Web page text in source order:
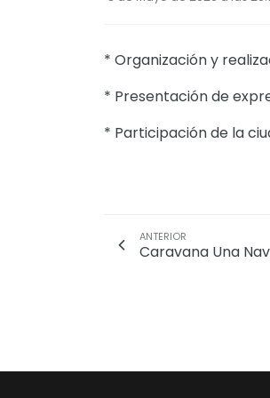
* Organización y
* Presentación de
* Participación de la
ANTERIOR
Caravana Una